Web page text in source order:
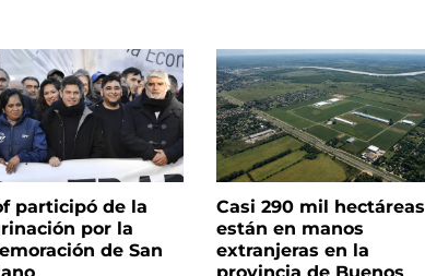
participó de la
por la
de San
Casi 290 mil hectáreas
están en manos
extranjeras en la